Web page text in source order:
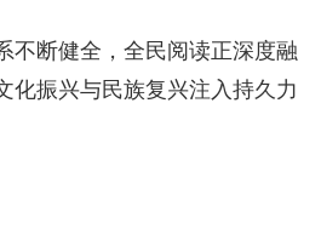
不断健全，全民阅读正深度融
化振兴与民族复兴注入持久力